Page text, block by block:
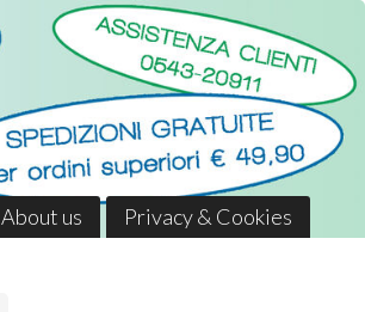
About us Privacy & Cookies